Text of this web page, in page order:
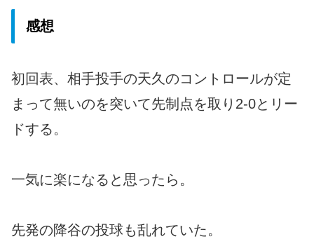
感想
初回表、相手投手の天久のコントロールが定
まって無いのを突いて先制点を取り2-0とリー
ドする。
一気に楽になると思ったら。
先発の降谷の投球も乱れていた。